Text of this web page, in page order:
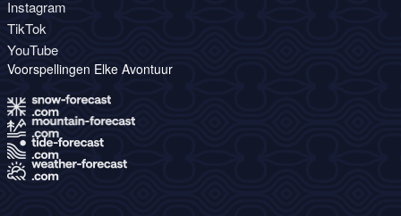
Instagram
TikTok
YouTube
Voorspellingen Elke Avontuur